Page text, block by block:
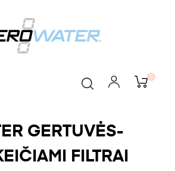
0
GERTUVĖS-
FILTRAI